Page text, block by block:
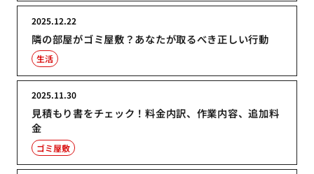
隣の部屋がゴミ屋敷？あなたが取るべき正しい行動
2025.12.22
生活
見積もり書をチェック！料金内訳、作業内容、追加料
金
2025.11.30
ゴミ屋敷